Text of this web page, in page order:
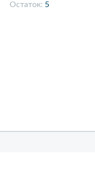
Остаток: 5